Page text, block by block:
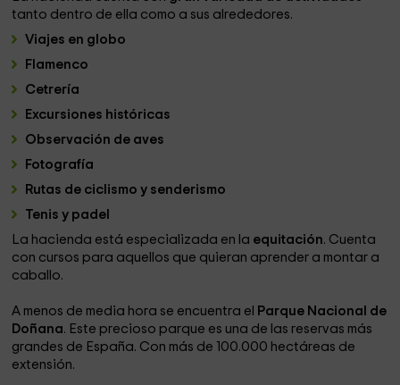
tanto dentro de ella como a sus alrededores.
Viajes en globo
Flamenco
Cetrería
Excursiones históricas
Observación de aves
Fotografía
Rutas de ciclismo y senderismo
Tenis y padel
La hacienda está especializada en la equitación. Cuenta
con cursos para aquellos que quieran aprender a montar a
caballo.
A menos de media hora se encuentra el
Parque Nacional de
Doñana. Este precioso parque es una de las reservas más
grandes de España. Con más de 100.000 hectáreas de
extensión.